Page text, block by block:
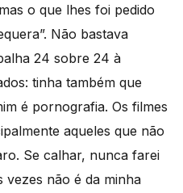
o que lhes foi pedido
Não bastava
24 sobre 24 à
tinha também que
é pornografia. Os filmes
aqueles que não
Se calhar, nunca farei
vezes não é da minha